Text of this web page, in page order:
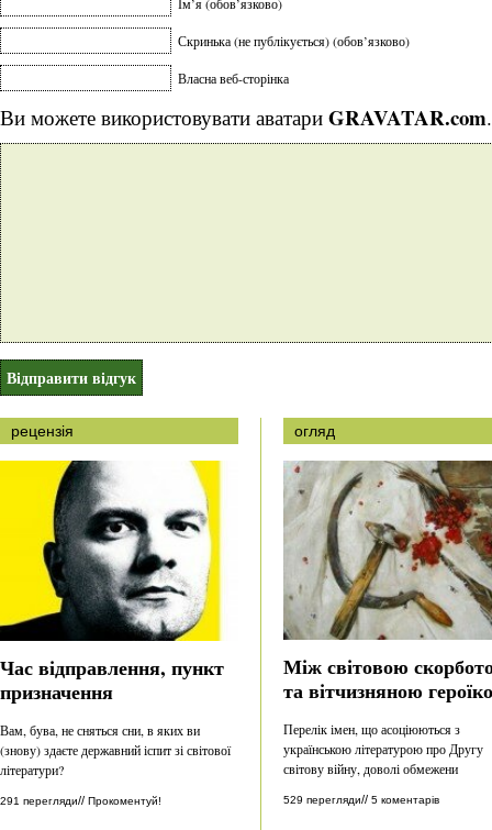
Скринька (не публікується) (обов’язково)
Власна веб-сторінка
Ви можете використовувати аватари GRAVATAR.com.
рецензія
Час відправлення, пункт
призначення
Вам, бува, не сняться сни, в яких ви
(знову) здаєте державний іспит зі світової
літератури?
291 перегляди// Прокоментуй!
огляд
Між світовою
та вітчизняною
Перелік імен, що асоціюються з
українською літературою про Другу
світову війну, доволі обмежени
529 перегляди// 5 коментарів